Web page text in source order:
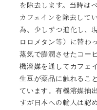
を除去します。当時は
カフェインを除去して
為、少しずつ進化し、
ロロメタン等）に替わ
蒸気で膨潤させたコー
機溶媒を通してカフェ
生豆が薬品に触れるこ
ています。有機溶媒抽
すが日本への輸入は認